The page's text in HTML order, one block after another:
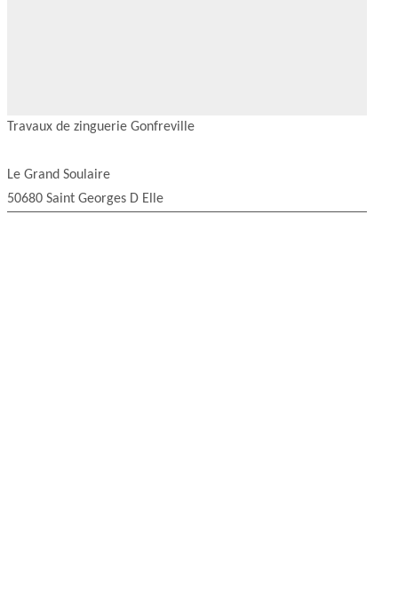
Travaux de zinguerie Gonfreville
Le Grand Soulaire
50680 Saint Georges D Elle